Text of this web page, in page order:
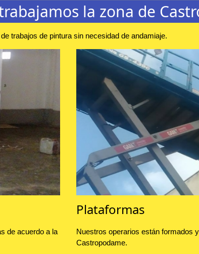
la zona de
de trabajos de pintura sin necesidad de andamiaje.
de acuerdo a la
Plataformas
Nuestros operarios están formados
Castropodame.